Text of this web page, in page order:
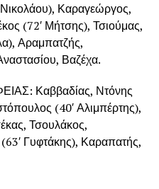
Καραγεώργος,
(72′ Μήτσης), Τσιούμας,
Αραμπατζής,
Βαζέχα.
Καββαδίας, Ντόνης
(40′ Αλιμπέρτης),
Τσουλάκος,
Γυφτάκης), Καραπατής,